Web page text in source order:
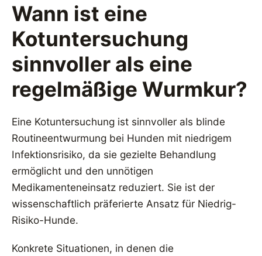
Wann ist eine
Kotuntersuchung
sinnvoller als eine
regelmäßige Wurmkur?
Eine Kotuntersuchung ist sinnvoller als blinde
Routineentwurmung bei Hunden mit niedrigem
Infektionsrisiko, da sie gezielte Behandlung
ermöglicht und den unnötigen
Medikamenteneinsatz reduziert. Sie ist der
wissenschaftlich präferierte Ansatz für Niedrig-
Risiko-Hunde.
Konkrete Situationen, in denen die